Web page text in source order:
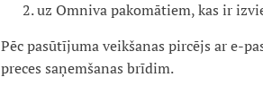
uz Omniva pakomātiem, kas ir
Pēc pasūtījuma veikšanas pircējs ar e-
preces saņemšanas brīdim.